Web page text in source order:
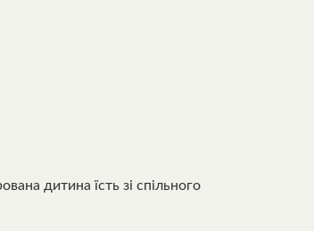
дитина їсть зі спільного